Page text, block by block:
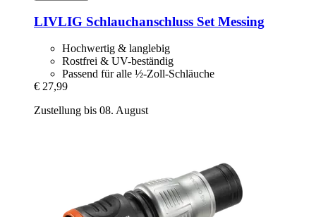
LIVLIG Schlauchanschluss Set Messing
Hochwertig & langlebig
Rostfrei & UV-beständig
Passend für alle ½-Zoll-Schläuche
€ 27,99
Zustellung bis 08. August